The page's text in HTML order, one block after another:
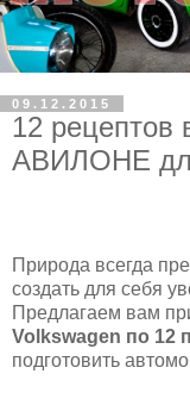
09.12.2015
12
АВИЛОНЕ
Природа всегда
создать для себя
Предлагаем вам
Volkswagen по 12
подготовить